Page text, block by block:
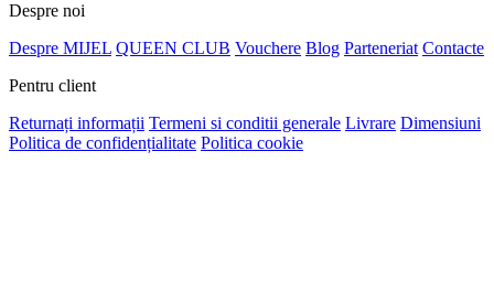
Despre noi
Despre MIJEL QUEEN CLUB Vouchere Blog Parteneriat Contacte
Pentru client
Returnați informații Termeni si conditii generale Livrare Dimensiuni
Politica de confidențialitate Politica cookie